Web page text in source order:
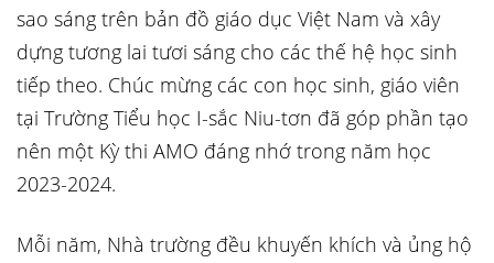
sao sáng trên bản đồ giáo dục Việt Nam và xây
dựng tương lai tươi sáng cho các thế hệ học sinh
tiếp theo. Chúc mừng các con học sinh, giáo viên
tại Trường Tiểu học I-sắc Niu-tơn đã góp phần tạo
nên một Kỳ thi AMO đáng nhớ trong năm học
2023-2024.
Mỗi năm, Nhà trường đều khuyến khích và ủng hộ